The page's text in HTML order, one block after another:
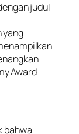
judul
yang
Award
bahwa